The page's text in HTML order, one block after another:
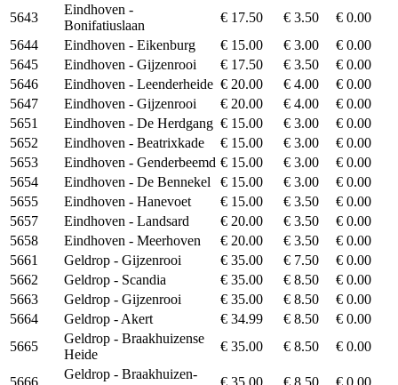
5643
Eindhoven -
Bonifatiuslaan
€ 17.50 € 3.50
€ 0.00
5644
Eindhoven - Eikenburg € 15.00 € 3.00
€ 0.00
5645
Eindhoven - Gijzenrooi € 17.50 € 3.50
€ 0.00
5646
Eindhoven - Leenderheide € 20.00 € 4.00
€ 0.00
5647
Eindhoven - Gijzenrooi € 20.00 € 4.00
€ 0.00
5651
Eindhoven - De Herdgang € 15.00 € 3.00
€ 0.00
5652
Eindhoven - Beatrixkade € 15.00 € 3.00
€ 0.00
5653
Eindhoven - Genderbeemd € 15.00 € 3.00
€ 0.00
5654
Eindhoven - De Bennekel € 15.00 € 3.00
€ 0.00
5655
Eindhoven - Hanevoet € 15.00 € 3.50
€ 0.00
5657
Eindhoven - Landsard € 20.00 € 3.50
€ 0.00
5658
Eindhoven - Meerhoven € 20.00 € 3.50
€ 0.00
5661
Geldrop - Gijzenrooi € 35.00 € 7.50
€ 0.00
5662
Geldrop - Scandia € 35.00 € 8.50
€ 0.00
5663
Geldrop - Gijzenrooi € 35.00 € 8.50
€ 0.00
5664
Geldrop - Akert € 34.99 € 8.50
€ 0.00
5665
Geldrop - Braakhuizense
Heide
€ 35.00 € 8.50 € 0.00
5666
Geldrop - Braakhuizen-
€ 35.00 € 8.50 € 0.00